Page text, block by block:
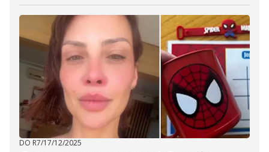
DO R7/17/12/2025